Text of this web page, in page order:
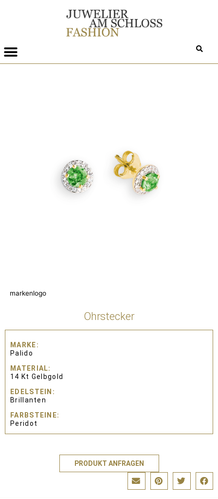
markenlogo
Ohrstecker
MARKE
Palido
MATERIAL
14 Kt Gelbgold
EDELSTEIN
Brillanten
FARBSTEINE
Peridot
PRODUKT ANFRAGEN